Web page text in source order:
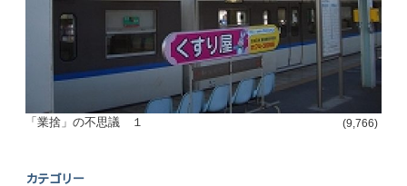
「業捨」の不思議 １ (9,766)
カテゴリー